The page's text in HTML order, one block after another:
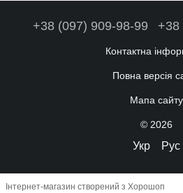
+38 (097) 909-98-99 +38
Контактна
Повна версія
Мапа сайту
© 2026
Укр Рус
Інтернет-магазин створений з Хорошоп